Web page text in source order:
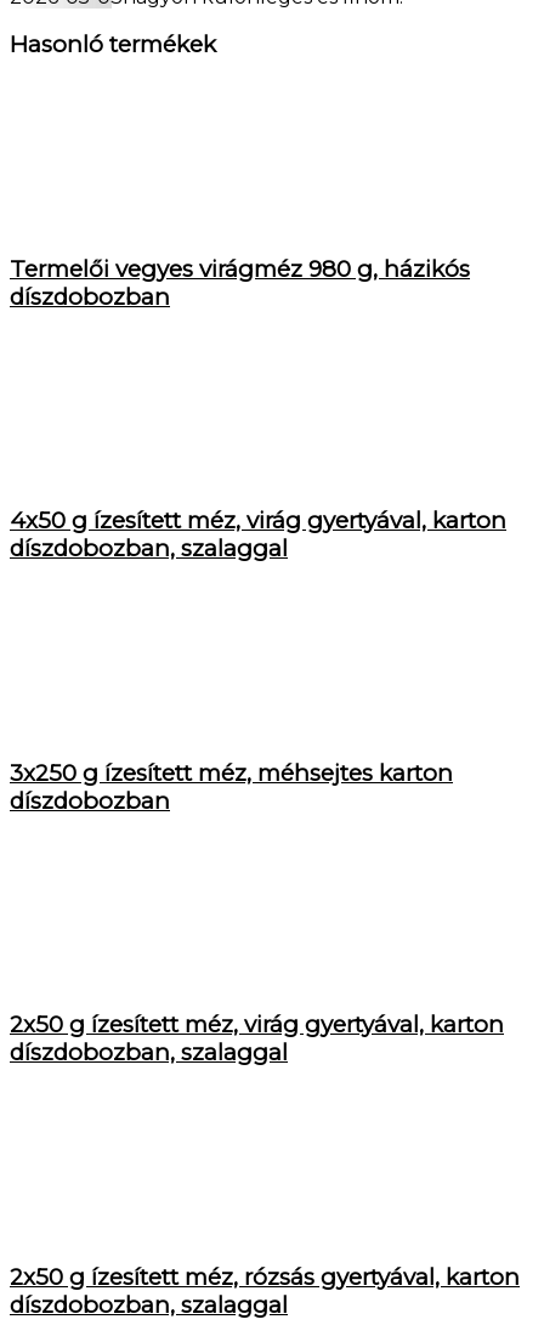
Hasonló termékek
Termelői vegyes virágméz 980 g, házikós
díszdobozban
4x50 g ízesített méz, virág gyertyával, karton
díszdobozban, szalaggal
3x250 g ízesített méz, méhsejtes karton
díszdobozban
2x50 g ízesített méz, virág gyertyával, karton
díszdobozban, szalaggal
2x50 g ízesített méz, rózsás gyertyával, karton
díszdobozban, szalaggal